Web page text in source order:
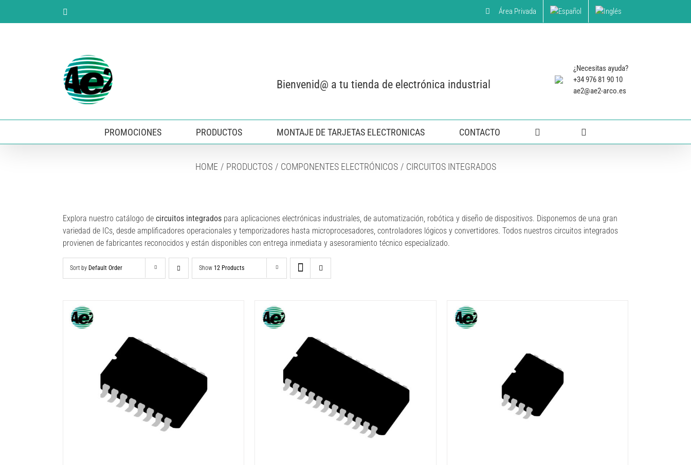
Área Privada
Bienvenid@ a tu tienda de electrónica industrial
¿Necesitas ayuda?
+34 976 81 90 10
ae2@ae2-arco.es
PROMOCIONES PRODUCTOS MONTAJE DE TARJETAS ELECTRONICAS CONTACTO
HOME PRODUCTOS COMPONENTES ELECTRÓNICOS CIRCUITOS INTEGRADOS
Explora nuestro catálogo de circuitos integrados para aplicaciones electrónicas industriales, de automatización, robótica y diseño de dispositivos. Disponemos de una gran
variedad de ICs, desde amplificadores operacionales y temporizadores hasta microprocesadores, controladores lógicos y convertidores. Todos nuestros circuitos integrados
provienen de fabricantes reconocidos y están disponibles con entrega inmediata y asesoramiento técnico especializado.
Sort by Default Order Show 12 Products